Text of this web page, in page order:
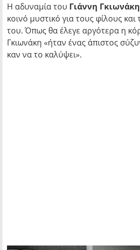
Η αδυναμία του Γιάννη Γκιωνάκη
κοινό μυστικό για τους φίλους
του. Όπως θα έλεγε αργότερα η
Γκιωνάκη «ήταν ένας άπιστος
καν να το καλύψει».